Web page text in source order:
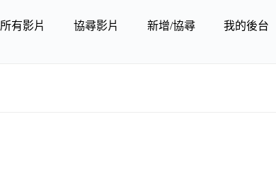
所有影片 協尋影片 新增/協尋 我的後台